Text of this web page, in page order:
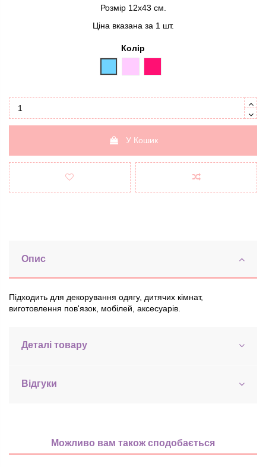
Розмір 12х43 см.
Ціна вказана за 1 шт.
Колір
У Кошик
Опис
Підходить для декорування одягу, дитячих кімнат,
виготовлення пов'язок, мобілей, аксесуарів.
Деталі товару
Відгуки
Можливо вам також сподобається